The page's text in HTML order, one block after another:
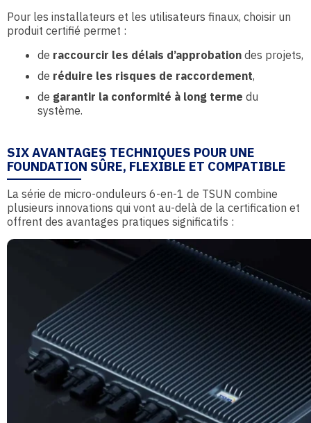
Pour les installateurs et les utilisateurs finaux, choisir un
produit certifié permet :
de raccourcir les délais d’approbation des projets,
de réduire les risques de raccordement,
de garantir la conformité à long terme du
système.
SIX AVANTAGES TECHNIQUES POUR UNE
FOUNDATION SÛRE, FLEXIBLE ET COMPATIBLE
La série de micro-onduleurs 6-en-1 de TSUN combine
plusieurs innovations qui vont au-delà de la certification et
offrent des avantages pratiques significatifs :